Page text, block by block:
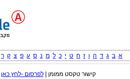
א ב ג ד ה ו ז ח ט י כ ל מ נ ס ע פ צ ק ר
קישור טקסט ממומן |לפרסום -לחץ כאן